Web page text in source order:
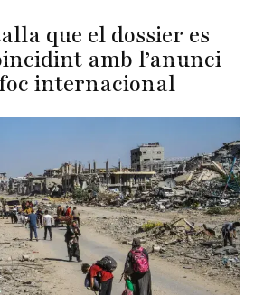
que el dossier es
amb l’anunci
internacional